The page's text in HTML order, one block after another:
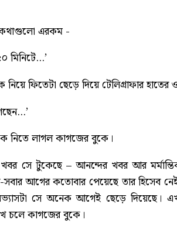
কথাগুলো এরকম -
মিনিটে…’
ফিতেটা ছেড়ে দিয়ে টেলিগ্রাফার
নিতে লাগল কাগজের বুকে।
সে টুকেছে – আনন্দের খবর আর
আগের কতোবার পেয়েছে তার হিসেব
সে অনেক আগেই ছেড়ে
চলে কাগজের বুকে।